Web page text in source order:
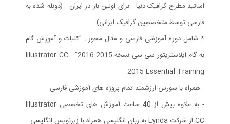
اساتید مطرح گرافیک دنیا - برای اولین بار در ایران - (دوبله شده به
فارسی توسط متخصصین گرافیک ایرانی)
* شامل دوره آموزشی فارسی و مثال محور : "کلیات و آموزش گام
به گام ایلاستریتور سی سی نسخه 2015-2016" - Illustrator CC
2015 Essential Training
- همراه با سورس ارزشمند تمام پروژه های آموزشی فارسی
- به علاوه بیش از 40 ساعت آموزش های تخصصی Illustrator
CC از شرکت Lynda به زبان انگلیسی همراه با زیرنویس انگلیسی